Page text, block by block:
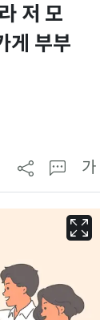
저 모
게 부부
가